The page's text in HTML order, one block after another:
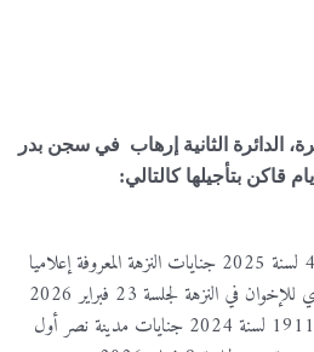
الدائرة الثانية إرهاب في سجن بدر
29 متهم في القضية رقم 47 لسنة 2025 جنايات النزهة المعروفة إعلاميا
في النزهة لجلسة 23 فبراير 2026
78 متهم في القضية رقم 19115 لسنة 2024 جنايات مدينة نصر أول